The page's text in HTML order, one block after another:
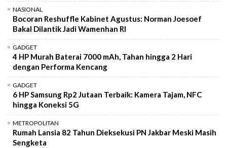
NASIONAL
Bocoran Reshuffle Kabinet Agustus: Norman Joesoef
Bakal Dilantik Jadi Wamenhan RI
GADGET
4 HP Murah Baterai 7000 mAh, Tahan hingga 2 Hari
dengan Performa Kencang
GADGET
6 HP Samsung Rp2 Jutaan Terbaik: Kamera Tajam, NFC
hingga Koneksi 5G
METROPOLITAN
Rumah Lansia 82 Tahun Dieksekusi PN Jakbar Meski Masih
Sengketa